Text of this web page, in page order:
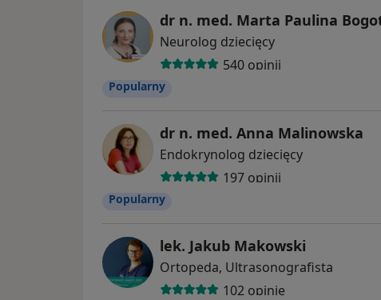
dr n. med. Marta Paulina
Neurolog dziecięcy
540 opinii
Popularny
dr n. med. Anna Malinowska
Endokrynolog dziecięcy
197 opinii
Popularny
lek. Jakub Makowski
Ortopeda, Ultrasonografista
102 opinie